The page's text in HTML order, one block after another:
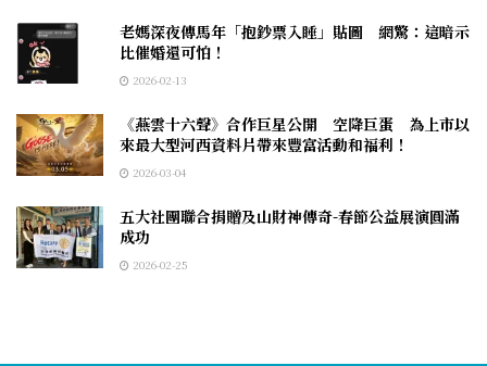
老媽深夜傳馬年「抱鈔票入睡」貼圖 網驚：這暗示
比催婚還可怕！
2026-02-13
《燕雲十六聲》合作巨星公開 空降巨蛋 為上市以
來最大型河西資料片帶來豐富活動和福利！
2026-03-04
五大社團聯合捐贈及山財神傳奇-春節公益展演圓滿
成功
2026-02-25